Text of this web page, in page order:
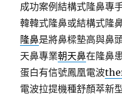
成功案例結構式隆鼻專
韓韓式隆鼻或結構式隆
隆鼻是將鼻樑墊高與鼻
天鼻專業朝天鼻在隆鼻
蛋白有信號鳳凰電波
電波拉提機種舒顏萃新